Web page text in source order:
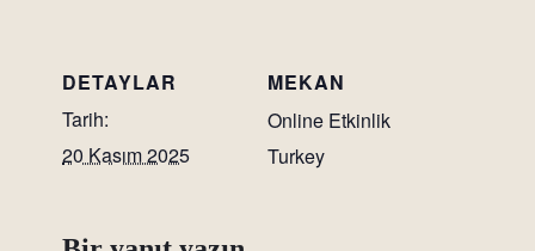
DETAYLAR
Tarih:
20 Kasım 2025
MEKAN
Online Etkinlik
Turkey